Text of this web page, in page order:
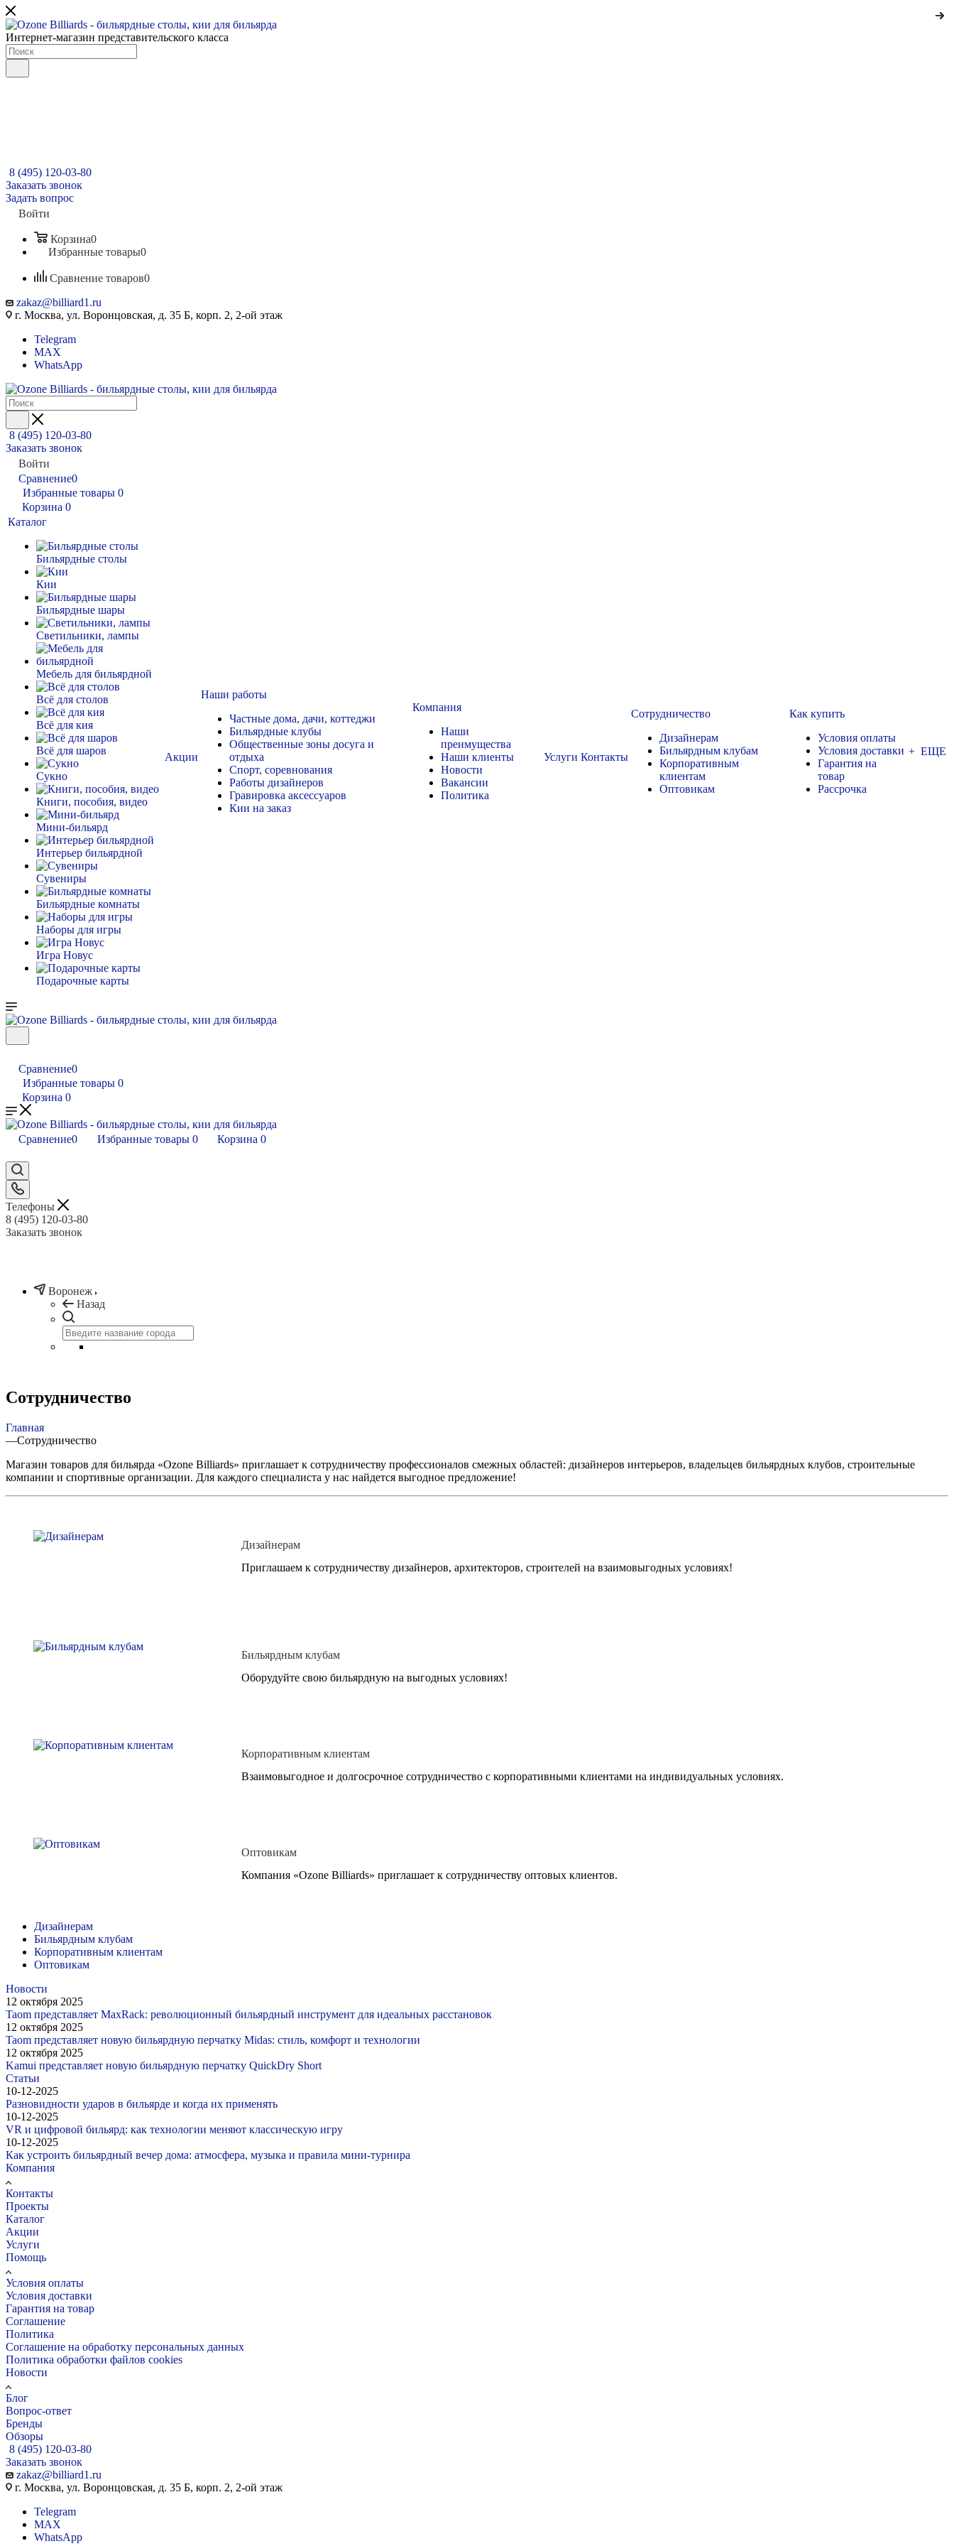
Интернет-магазин представительского класса
8 (495) 120-03-80
Заказать звонок
Задать вопрос
Войти
Корзина0
Избранные товары0
Сравнение товаров0
zakaz@billiard1.ru
г. Москва, ул. Воронцовская, д. 35 Б, корп. 2, 2-ой этаж
Telegram
MAX
WhatsApp
8 (495) 120-03-80
Заказать звонок
Войти
Сравнение0
Избранные товары 0
Корзина 0
Каталог
Бильярдные столы
Кии
Бильярдные шары
Светильники, лампы
Мебель для бильярдной
Всё для столов
Всё для кия
Всё для шаров
Сукно
Книги, пособия, видео
Мини-бильярд
Интерьер бильярдной
Сувениры
Бильярдные комнаты
Наборы для игры
Игра Новус
Подарочные карты
Акции
Наши работы
Частные дома, дачи, коттеджи
Бильярдные клубы
Общественные зоны досуга и
отдыха
Спорт, соревнования
Работы дизайнеров
Гравировка аксессуаров
Кии на заказ
Компания
Наши
преимущества
Наши клиенты
Новости
Вакансии
Политика
Услуги Контакты
Сотрудничество
Дизайнерам
Бильярдным клубам
Корпоративным
клиентам
Оптовикам
Как купить
Условия оплаты
Условия доставки
Гарантия на
товар
Рассрочка
+ ЕЩЕ
Сравнение0
Избранные товары 0
Корзина 0
Сравнение0 Избранные товары 0 Корзина 0
Телефоны
8 (495) 120-03-80
Заказать звонок
Воронеж
Назад
Сотрудничество
Главная
—Сотрудничество
Магазин товаров для бильярда «Ozone Billiards» приглашает к сотрудничеству профессионалов смежных областей: дизайнеров интерьеров, владельцев бильярдных клубов, строительные
компании и спортивные организации. Для каждого специалиста у нас найдется выгодное предложение!
Дизайнерам
Приглашаем к сотрудничеству дизайнеров, архитекторов, строителей на взаимовыгодных условиях!
Бильярдным клубам
Оборудуйте свою бильярдную на выгодных условиях!
Корпоративным клиентам
Взаимовыгодное и долгосрочное сотрудничество с корпоративными клиентами на индивидуальных условиях.
Оптовикам
Компания «Ozone Billiards» приглашает к сотрудничеству оптовых клиентов.
Дизайнерам
Бильярдным клубам
Корпоративным клиентам
Оптовикам
Новости
12 октября 2025
Taom представляет MaxRack: революционный бильярдный инструмент для идеальных расстановок
12 октября 2025
Taom представляет новую бильярдную перчатку Midas: стиль, комфорт и технологии
12 октября 2025
Kamui представляет новую бильярдную перчатку QuickDry Short
Статьи
10-12-2025
Разновидности ударов в бильярде и когда их применять
10-12-2025
VR и цифровой бильярд: как технологии меняют классическую игру
10-12-2025
Как устроить бильярдный вечер дома: атмосфера, музыка и правила мини-турнира
Компания
Контакты
Проекты
Каталог
Акции
Услуги
Помощь
Условия оплаты
Условия доставки
Гарантия на товар
Соглашение
Политика
Соглашение на обработку персональных данных
Политика обработки файлов cookies
Новости
Блог
Вопрос-ответ
Бренды
Обзоры
8 (495) 120-03-80
Заказать звонок
zakaz@billiard1.ru
г. Москва, ул. Воронцовская, д. 35 Б, корп. 2, 2-ой этаж
Telegram
MAX
WhatsApp